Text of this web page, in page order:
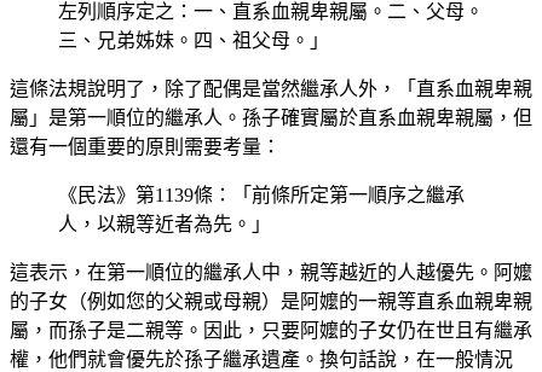
左列順序定之：一、直系血親卑親屬。二、父母。
三、兄弟姊妹。四、祖父母。」
這條法規說明了，除了配偶是當然繼承人外，「直系血親卑親
屬」是第一順位的繼承人。孫子確實屬於直系血親卑親屬，但
還有一個重要的原則需要考量：
《民法》第1139條：「前條所定第一順序之繼承
人，以親等近者為先。」
這表示，在第一順位的繼承人中，親等越近的人越優先。阿嬤
的子女（例如您的父親或母親）是阿嬤的一親等直系血親卑親
屬，而孫子是二親等。因此，只要阿嬤的子女仍在世且有繼承
權，他們就會優先於孫子繼承遺產。換句話說，在一般情況